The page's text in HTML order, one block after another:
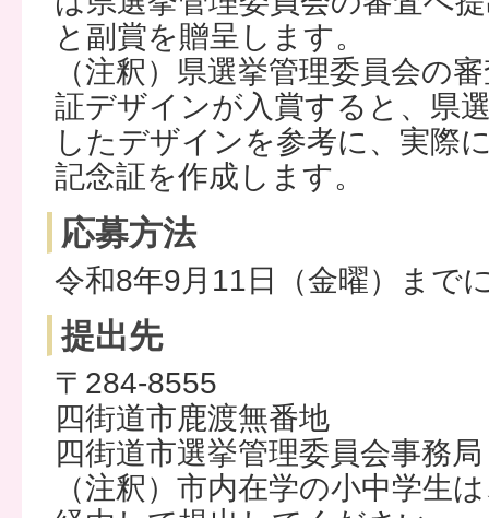
と副賞を贈呈します。
（注釈）県選挙管理委員会の
証デザインが入賞すると、県
したデザインを参考に、実際
記念証を作成します。
応募方法
令和8年9月11日（金曜）まで
提出先
〒284-8555
四街道市鹿渡無番地
四街道市選挙管理委員会事務局
（注釈）市内在学の小中学生